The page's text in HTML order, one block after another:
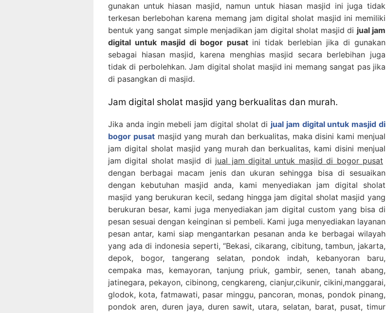
gunakan untuk hiasan masjid, namun untuk hiasan masjid ini juga tidak
terkesan berlebohan karena memang jam digital sholat masjid ini memiliki
bentuk yang sangat simple menjadikan jam digital sholat masjid di jual jam
digital untuk masjid di bogor pusatini tidak berlebian jika di gunakan
sebagai hiasan masjid, karena menghias masjid secara berlebihan juga
tidak di perbolehkan. Jam digital sholat masjid ini memang sangat pas jika
di pasangkan di masjid.
Jam digital sholat masjid yang berkualitas dan murah.
Jika anda ingin mebeli jam digital sholat di jual jam digital untuk masjid di
bogor pusatmasjid yang murah dan berkualitas, maka disini kami menjual
jam digital sholat masjid yang murah dan berkualitas, kami disini menjual
jam digital sholat masjid di jual jam digital untuk masjid di bogor pusat
dengan berbagai macam jenis dan ukuran sehingga bisa di sesuaikan
dengan kebutuhan masjid anda, kami menyediakan jam digital sholat
masjid yang berukuran kecil, sedang hingga jam digital sholat masjid yang
berukuran besar, kami juga menyediakan jam digital custom yang bisa di
pesan sesuai dengan keinginan si pembeli. Kami juga menyediakan layanan
pesan antar, kami siap mengantarkan pesanan anda ke berbagai wilayah
yang ada di indonesia seperti, “Bekasi, cikarang, cibitung, tambun, jakarta,
depok, bogor, tangerang selatan, pondok indah, kebanyoran baru,
cempaka mas, kemayoran, tanjung priuk, gambir, senen, tanah abang,
jatinegara, pekayon, cibinong, cengkareng, cianjur,cikunir, cikini,manggarai,
glodok, kota, fatmawati, pasar minggu, pancoran, monas, pondok pinang,
pondok aren, duren jaya, duren sawit, utara, selatan, barat, pusat, timur